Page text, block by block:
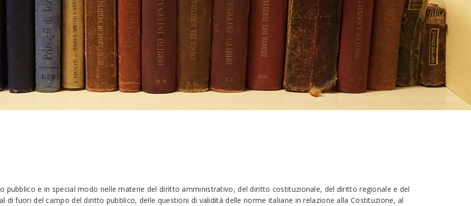
pubblico e in special modo nelle materie del diritto amministrativo, del diritto costituzionale, del diritto regionale e del
di fuori del campo del diritto pubblico, delle questioni di validità delle norme italiane in relazione alla Costituzione, al